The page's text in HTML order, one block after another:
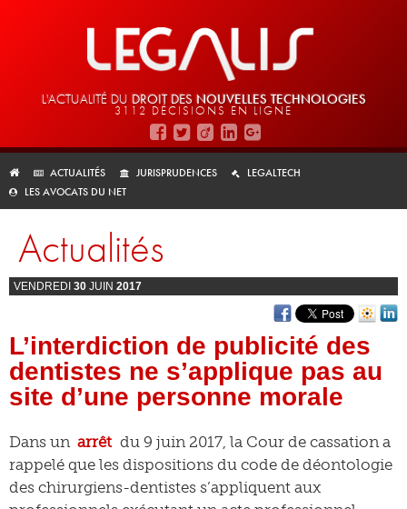
L'ACTUALITÉ DU DROIT DES NOUVELLES TECHNOLOGIES
3112 DÉCISIONS EN LIGNE
ACTUALITÉS JURISPRUDENCES
LEGALTECH
LES AVOCATS DU NET
Actualités
VENDREDI 30 JUIN 2017
L’interdiction de publicité des
dentistes ne s’applique pas au
site d’une personne morale
Dans un arrêt du 9 juin 2017, la Cour de cassation a
rappelé que les dispositions du code de déontologie
des chirurgiens-dentistes s’appliquent aux